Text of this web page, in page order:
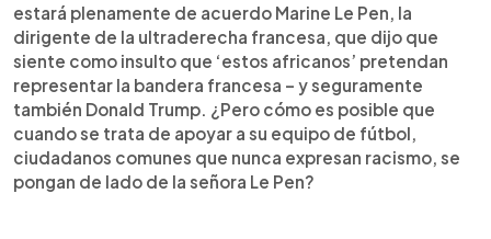
estará plenamente de acuerdo Marine Le Pen, la
dirigente de la ultraderecha francesa, que dijo que
siente como insulto que ‘estos africanos’ pretendan
representar la bandera francesa – y seguramente
también Donald Trump. ¿Pero cómo es posible que
cuando se trata de apoyar a su equipo de fútbol,
ciudadanos comunes que nunca expresan racismo, se
pongan de lado de la señora Le Pen?